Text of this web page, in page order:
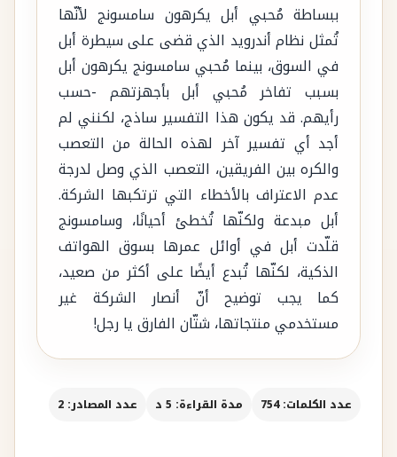
ببساطة مُحبي أبل يكرهون سامسونج لأنّها
تُمثل نظام أندرويد الذي قضى على سيطرة أبل
في السوق، بينما مُحبي سامسونج يكرهون أبل
بسبب تفاخر مُحبي أبل بأجهزتهم -حسب
رأيهم. قد يكون هذا التفسير ساذج، لكنني لم
أجد أي تفسير آخر لهذه الحالة من التعصب
والكره بين الفريقين، التعصب الذي وصل لدرجة
عدم الاعتراف بالأخطاء التي ترتكبها الشركة.
أبل مبدعة ولكنّها تُخطئ أحيانًا، وسامسونج
قلّدت أبل في أوائل عمرها بسوق الهواتف
الذكية، لكنّها تُبدع أيضًا على أكثر من صعيد،
كما يجب توضيح أنّ أنصار الشركة غير
مستخدمي منتجاتها، شتّان الفارق يا رجل!
عدد الكلمات: 754 مدة القراءة: 5 د عدد المصادر: 2